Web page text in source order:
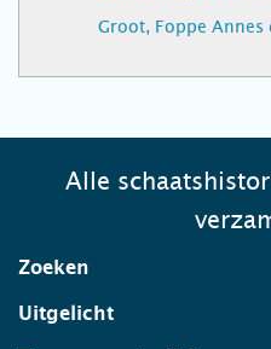
Groot, Foppe Annes
Alle
Zoeken
Uitgelicht